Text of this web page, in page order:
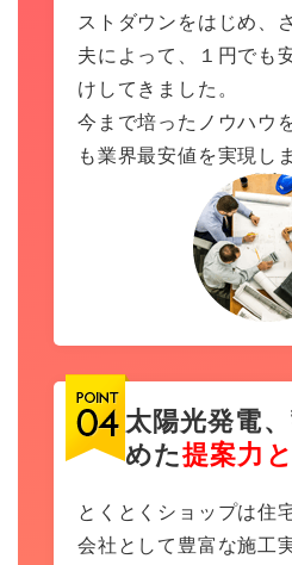
ストダウンをはじめ、
夫によって、１円でも
けしてきました。
今まで培ったノウハウ
も業界最安値を実現し
太陽光発電
めた提案力
とくとくショップは住
会社として豊富な施工